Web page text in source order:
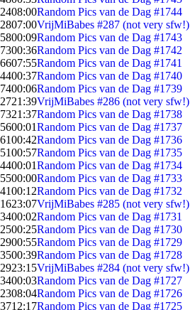
2408:00Random Pics van de Dag #1744
2807:00VrijMiBabes #287 (not very sfw!)
5800:09Random Pics van de Dag #1743
7300:36Random Pics van de Dag #1742
6607:55Random Pics van de Dag #1741
4400:37Random Pics van de Dag #1740
7400:06Random Pics van de Dag #1739
2721:39VrijMiBabes #286 (not very sfw!)
7321:37Random Pics van de Dag #1738
5600:01Random Pics van de Dag #1737
6100:42Random Pics van de Dag #1736
5100:57Random Pics van de Dag #1735
4400:01Random Pics van de Dag #1734
5500:00Random Pics van de Dag #1733
4100:12Random Pics van de Dag #1732
1623:07VrijMiBabes #285 (not very sfw!)
3400:02Random Pics van de Dag #1731
2500:25Random Pics van de Dag #1730
2900:55Random Pics van de Dag #1729
3500:39Random Pics van de Dag #1728
2923:15VrijMiBabes #284 (not very sfw!)
3400:03Random Pics van de Dag #1727
2308:04Random Pics van de Dag #1726
3712:17Random Pics van de Dag #1725